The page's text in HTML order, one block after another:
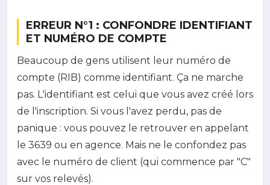
ERREUR N°1 : CONFONDRE IDENTIFIANT
ET NUMÉRO DE COMPTE
Beaucoup de gens utilisent leur numéro de
compte (RIB) comme identifiant. Ça ne marche
pas. L'identifiant est celui que vous avez créé lors
de l'inscription. Si vous l'avez perdu, pas de
panique : vous pouvez le retrouver en appelant
le 3639 ou en agence. Mais ne le confondez pas
avec le numéro de client (qui commence par "C"
sur vos relevés).